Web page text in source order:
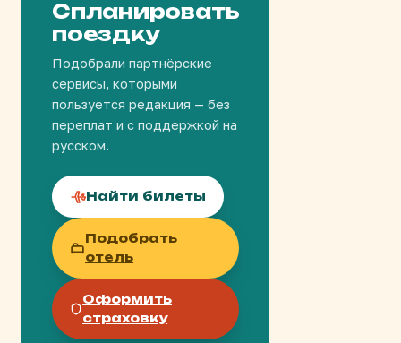
Спланировать
поездку
Подобрали партнёрские
сервисы, которыми
пользуется редакция — без
переплат и с поддержкой на
русском.
Найти билеты
Подобрать
отель
Оформить
страховку